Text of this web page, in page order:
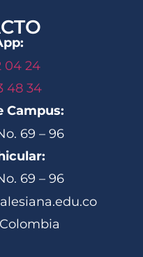
04 24
48 34
Campus:
69 – 96
69 – 96